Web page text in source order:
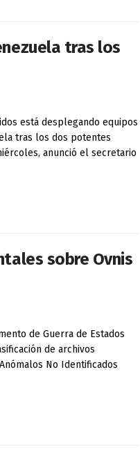
tras los
está desplegando equipos
tras los dos potentes
anunció el secretario
sobre Ovnis
de Guerra de Estados
de archivos
No Identificados